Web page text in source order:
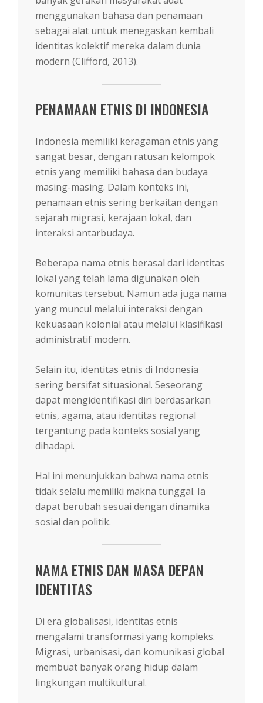
menggunakan bahasa dan penamaan
sebagai alat untuk menegaskan kembali
identitas kolektif mereka dalam dunia
modern (Clifford, 2013).
PENAMAAN ETNIS DI INDONESIA
Indonesia memiliki keragaman etnis yang
sangat besar, dengan ratusan kelompok
etnis yang memiliki bahasa dan budaya
masing-masing. Dalam konteks ini,
penamaan etnis sering berkaitan dengan
sejarah migrasi, kerajaan lokal, dan
interaksi antarbudaya.
Beberapa nama etnis berasal dari identitas
lokal yang telah lama digunakan oleh
komunitas tersebut. Namun ada juga nama
yang muncul melalui interaksi dengan
kekuasaan kolonial atau melalui klasifikasi
administratif modern.
Selain itu, identitas etnis di Indonesia
sering bersifat situasional. Seseorang
dapat mengidentifikasi diri berdasarkan
etnis, agama, atau identitas regional
tergantung pada konteks sosial yang
dihadapi.
Hal ini menunjukkan bahwa nama etnis
tidak selalu memiliki makna tunggal. Ia
dapat berubah sesuai dengan dinamika
sosial dan politik.
NAMA ETNIS DAN MASA DEPAN
IDENTITAS
Di era globalisasi, identitas etnis
mengalami transformasi yang kompleks.
Migrasi, urbanisasi, dan komunikasi global
membuat banyak orang hidup dalam
lingkungan multikultural.